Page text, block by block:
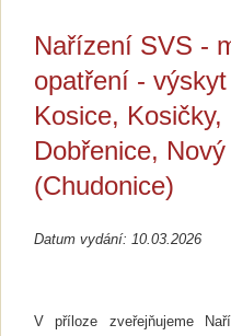
Nařízení SVS -
opatření -
Kosice,
Dobřenice,
(Chudonice)
Datum vydání: 10.03.2026
V příloze zveřejňujeme